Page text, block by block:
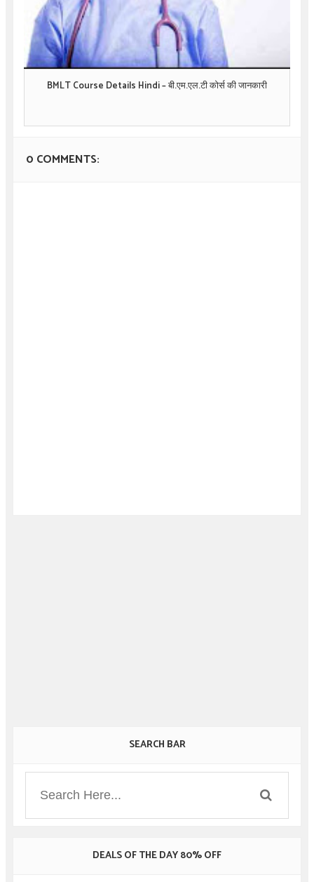
BMLT Course Details Hindi – बी.एम.एल.टी कोर्स की जानकारी
0 COMMENTS:
SEARCH BAR
DEALS OF THE DAY 80% OFF